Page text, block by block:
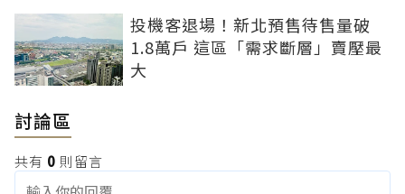
投機客退場！新北預售待售量破
1.8萬戶 這區「需求斷層」賣壓最
大
討論區
共有 0 則留言